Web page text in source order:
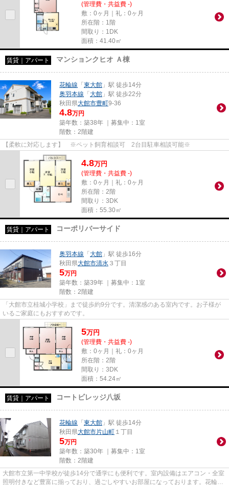
(管理費・共益費 -)
敷：0ヶ月｜礼：0ヶ月
所在階：1階
間取り：1DK
面積：41.40㎡
賃貸｜アパート マンションクヒオ Ａ棟
花輪線 「 東大館 」駅 徒歩14分
奥羽本線 「 大館 」駅 徒歩22分
秋田県大館市豊町9-36
4.8万円
築年数：築38年 ｜募集中： 1室
階数：2階建
【柔軟に対応します】 ※ペット飼育相談可 2台目駐車相談可能※
4.8万円
(管理費・共益費 -)
敷：0ヶ月｜礼：0ヶ月
所在階：2階
間取り：3DK
面積：55.30㎡
賃貸｜アパート コーポリバーサイド
奥羽本線 「 大館 」駅 徒歩16分
秋田県大館市清水 ３丁目
5万円
築年数：築39年 ｜募集中： 1室
階数：2階建
「大館市立桂城小学校」まで徒歩約9分です。清潔感のある室内です。お子様が
いるご家庭にもおすすめです。
5万円
(管理費・共益費 -)
敷：0ヶ月｜礼：0ヶ月
所在階：2階
間取り：3DK
面積：54.24㎡
賃貸｜アパート コートビレッジ八坂
花輪線 「 東大館 」駅 徒歩14分
秋田県大館市片山町 １丁目
5万円
築年数：築30年 ｜募集中： 1室
階数：2階建
大館市立第一中学校が徒歩14分で通学にも便利です。室内設備はエアコン・全室
照明付きなど豊富に揃っており、過ごしやすいお部屋になっております。花輪線